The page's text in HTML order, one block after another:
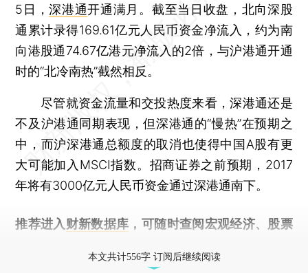
5日，深港通开通满月。截至当日收盘，北向深股
通累计录得169.61亿元人民币资金净流入，约为南
向港股通74.67亿港元净流入的2倍，与沪港通开通
时的“北冷南热”截然相反。
尽管就资金流量和交投热度来看，深港通还是
不及沪港通同期表现，但深港通的“慢热”在预期之
中，而沪深港通总额度的取消也使得中国A股有更
大可能加入MSCI指数。招商证券之前预期，2017
年将有3000亿元人民币资金通过深港通南下。
推荐进入 财新数据库 ，可随时查阅宏观经济、股票
本文共计556字 订阅后继续阅读